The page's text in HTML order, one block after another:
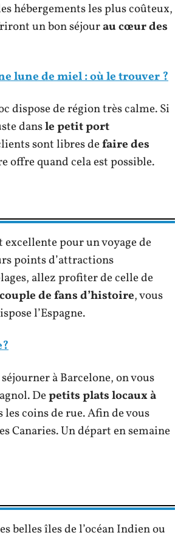
hébergements les plus coûteux,
un bon séjourau cœur des
lune de miel : où le trouver ?
dispose de région très calme. Si
dansle petit port
sont libres defaire des
offre quand cela est possible.
excellente pour un voyage de
points d’attractions
allez profiter de celle de
de fans d’histoire, vous
l’Espagne.
à Barcelone, on vous
Depetits plats locaux à
coins de rue. Afin de vous
Canaries. Un départ en semaine
belles îles de l’océan Indien ou